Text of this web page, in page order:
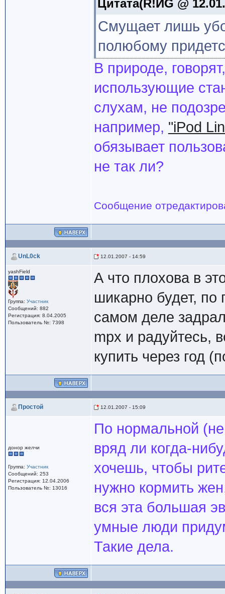
Цитата(R!ИG @
Смущает лишь
полюбому
В природе,
использующие
слухам, не
например, "iPod
обязывает
не так ли?
Сообщение
UnL0ck 12.01.2007 - 14:59
yashField
Группа: Участник
Сообщений: 882
Регистрация: 8.04.2005
Пользователь №: 7398
А что плохова в
шикарно будет,
самом деле
mpx и радуйтесь,
купить через год
Простой 12.01.2007 - 15:09
донор желчи
Группа: Участник
Сообщений: 253
Регистрация: 12.04.2006
Пользователь №: 13016
По нормальной
вряд ли когда-
хочешь, чтобы
нужно кормить
вся эта большая
умные люди
Такие дела.